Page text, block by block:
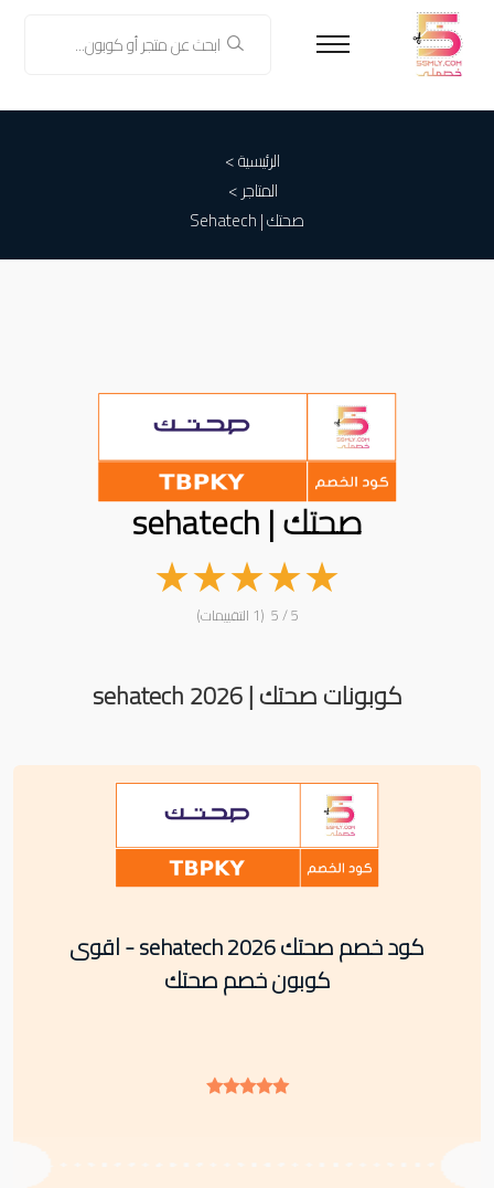
الرئيسية >
المتاجر >
صحتك | Sehatech
صحتك | sehatech
★
★
★
★
★ 5 / 5 (1 التقييمات)
كوبونات صحتك | sehatech 2026
كود خصم صحتك sehatech 2026 - اقوى
كوبون خصم صحتك